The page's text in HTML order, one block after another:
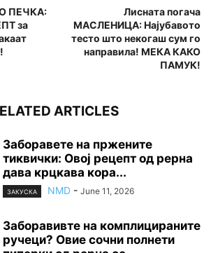
ПЕЧКА:
за
Лисната погача
МАСЛЕНИЦА: Најубавото
тесто што некогаш сум го
направила! МЕКА КАКО
ПАМУК!
ARTICLES
Заборавете на пржените
тиквички: Овој рецепт од рерна
дава крцкава кора...
ЗАКУСКА NMD - June 11, 2026
Заборавивте на комплицираните
ручеци? Овие сочни полнети